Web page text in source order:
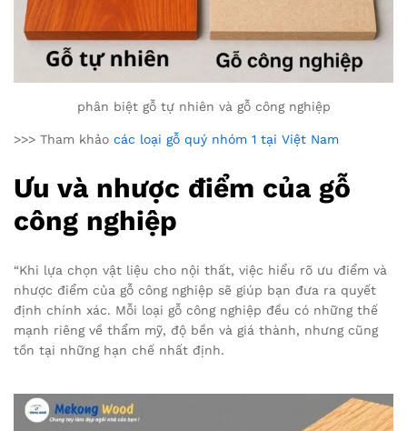
phân biệt gỗ tự nhiên và gỗ công nghiệp
>>> Tham khảo các loại gỗ quý nhóm 1 tại Việt Nam
Ưu và nhược điểm của gỗ
công nghiệp
“Khi lựa chọn vật liệu cho nội thất, việc hiểu rõ ưu điểm và
nhược điểm của gỗ công nghiệp sẽ giúp bạn đưa ra quyết
định chính xác. Mỗi loại gỗ công nghiệp đều có những thế
mạnh riêng về thẩm mỹ, độ bền và giá thành, nhưng cũng
tồn tại những hạn chế nhất định.